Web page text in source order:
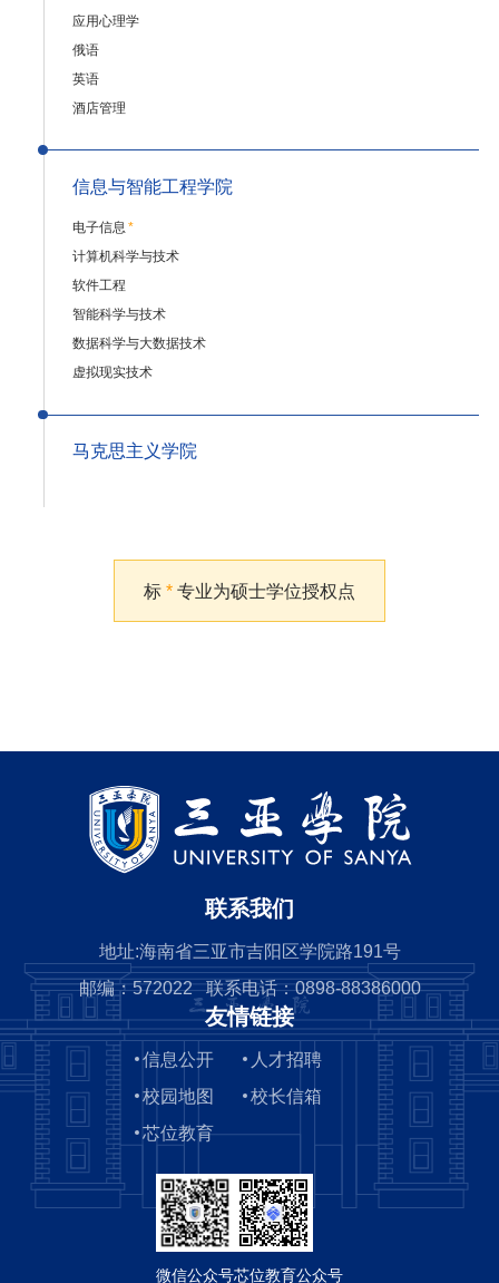
应用心理学
俄语
英语
酒店管理
信息与智能工程学院
电子信息 *
计算机科学与技术
软件工程
智能科学与技术
数据科学与大数据技术
虚拟现实技术
马克思主义学院
标 * 专业为硕士学位授权点
联系我们
地址:海南省三亚市吉阳区学院路191号
邮编：572022 联系电话：0898-88386000
友情链接
信息公开
人才招聘
校园地图
校长信箱
芯位教育
微信公众号芯位教育公众号